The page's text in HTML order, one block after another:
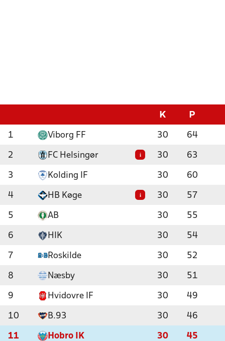
K P
1 Viborg FF 30 64
2 FC Helsingør i 30 63
3 Kolding IF 30 60
4 HB Køge i 30 57
5 AB 30 55
6 HIK 30 54
7 Roskilde 30 52
8 Næsby 30 51
9 Hvidovre IF 30 49
10 B.93 30 46
11 Hobro IK 30 45